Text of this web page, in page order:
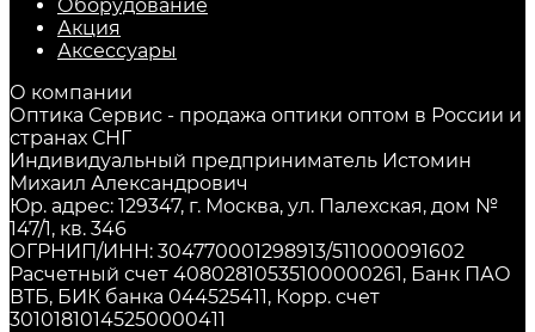
Оборудование
Акция
Аксессуары
О компании
Оптика Сервис - продажа оптики оптом в России и
странах СНГ
Индивидуальный предприниматель Истомин
Михаил Александрович
Юр. адрес: 129347, г. Москва, ул. Палехская, дом №
147/1, кв. 346
ОГРНИП/ИНН: 304770001298913/511000091602
Расчетный счет 40802810535100000261, Банк ПАО
ВТБ, БИК банка 044525411, Корр. счет
30101810145250000411